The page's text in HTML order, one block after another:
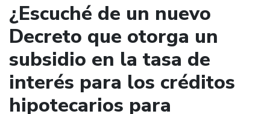
¿Escuché de un nuevo
Decreto que otorga un
subsidio en la tasa de
interés para los créditos
hipotecarios para